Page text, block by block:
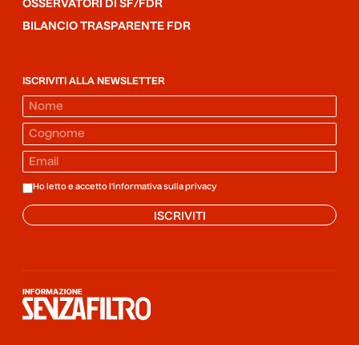
OSSERVATORI DI SF/FDR
BILANCIO TRASPARENTE FDR
ISCRIVITI ALLA NEWSLETTER
Ho letto e accetto l'informativa sulla privacy
ISCRIVITI